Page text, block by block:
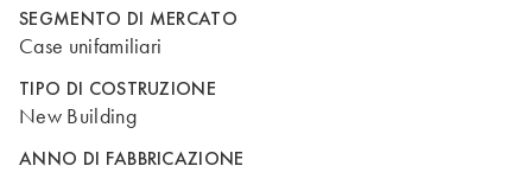
SEGMENTO DI MERCATO
Case unifamiliari
TIPO DI COSTRUZIONE
New Building
ANNO DI FABBRICAZIONE